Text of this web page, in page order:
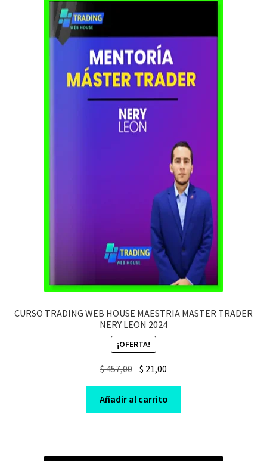
CURSO TRADING WEB HOUSE MAESTRIA MASTER TRADER
NERY LEON 2024
¡OFERTA!
$457,00 Original
price
was:
$ 457,00.
$ 21,00
price
is:
$ 21,00.
Añadir al carrito